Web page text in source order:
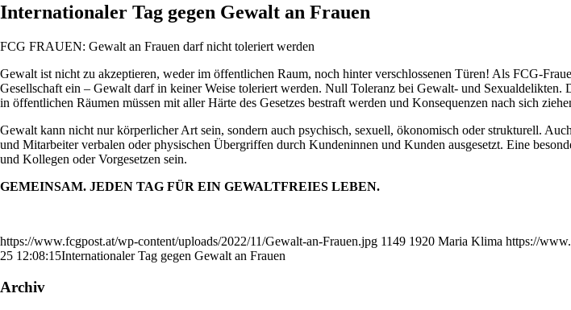
Internationaler Tag gegen Gewalt an Frauen
FCG FRAUEN: Gewalt an Frauen darf nicht toleriert werden
Gewalt ist nicht zu akzeptieren, weder im öffentlichen Raum, noch hinter verschlossenen Türen! Als FCG-
Gesellschaft ein – Gewalt darf in keiner Weise toleriert werden. Null Toleranz bei Gewalt- und
in öffentlichen Räumen müssen mit aller Härte des Gesetzes bestraft werden und Konsequenzen nach sich
Gewalt kann nicht nur körperlicher Art sein, sondern auch psychisch, sexuell, ökonomisch oder strukturell.
und Mitarbeiter verbalen oder physischen Übergriffen durch Kundeninnen und Kunden ausgesetzt. Eine
und Kollegen oder Vorgesetzen sein.
GEMEINSAM. JEDEN TAG FÜR EIN GEWALTFREIES LEBEN.
https://www.fcgpost.at/wp-content/uploads/2022/11/Gewalt-an-Frauen.jpg 1149 1920 Maria Klima https://
25 12:08:15Internationaler Tag gegen Gewalt an Frauen
Archiv